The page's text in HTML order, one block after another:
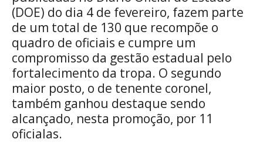
(DOE) do dia 4 de fevereiro, fazem parte
de um total de 130 que recompõe o
quadro de oficiais e cumpre um
compromisso da gestão estadual pelo
fortalecimento da tropa. O segundo
maior posto, o de tenente coronel,
também ganhou destaque sendo
alcançado, nesta promoção, por 11
oficialas.